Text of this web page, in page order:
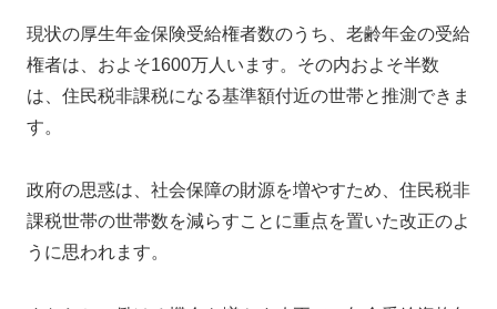
現状の厚生年金保険受給権者数のうち、老齢年金の受給
権者は、およそ1600万人います。その内およそ半数
は、住民税非課税になる基準額付近の世帯と推測できま
す。
政府の思惑は、社会保障の財源を増やすため、住民税非
課税世帯の世帯数を減らすことに重点を置いた改正のよ
うに思われます。